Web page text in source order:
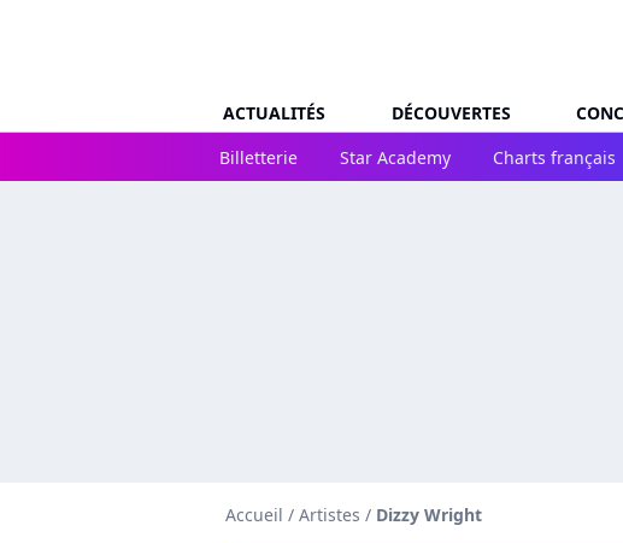
ACTUALITÉS DÉCOUVERTES
Billetterie
Star Academy Charts français
Accueil / Artistes / Dizzy Wright